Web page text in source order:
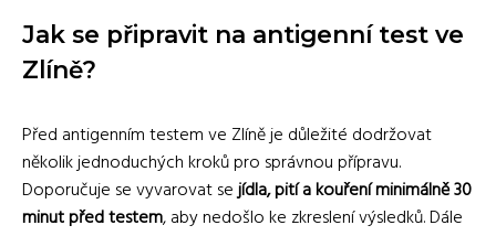
Jak se připravit na antigenní test ve
Zlíně?
Před antigenním testem ve Zlíně je důležité dodržovat
několik jednoduchých kroků pro správnou přípravu.
Doporučuje se vyvarovat sejídla, pití a kouření minimálně 30
minut před testem, aby nedošlo ke zkreslení výsledků. Dále